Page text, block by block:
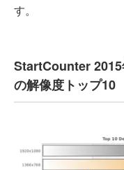
す。
StartCounter
の解像度トップ10